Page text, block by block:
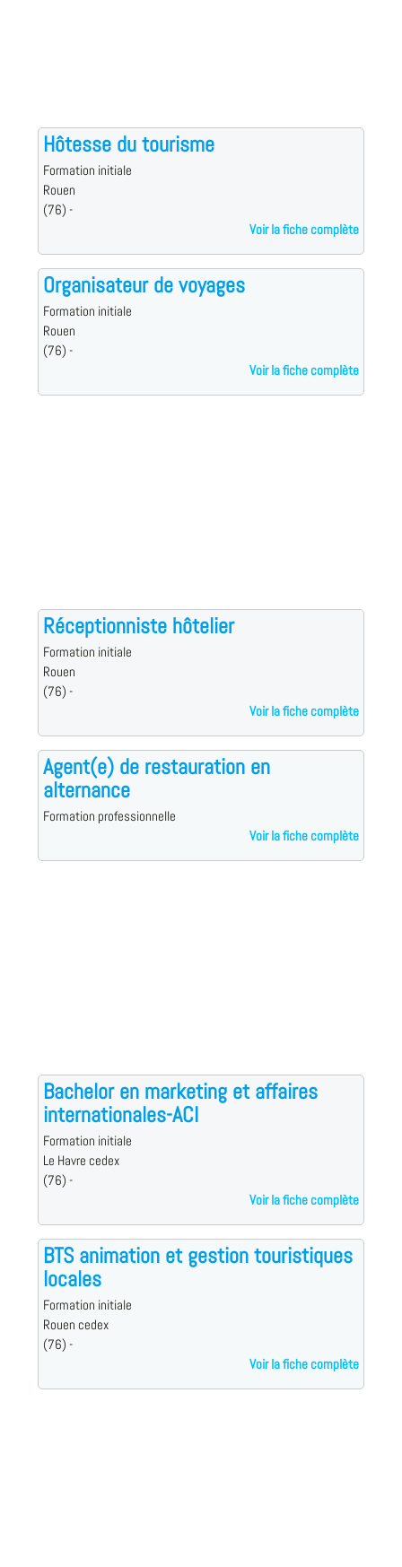
Hôtesse du tourisme
Formation initiale
Rouen
(76) -
Voir la fiche complète
Organisateur de voyages
Formation initiale
Rouen
(76) -
Voir la fiche complète
Réceptionniste hôtelier
Formation initiale
Rouen
(76) -
Voir la fiche complète
Agent(e) de restauration en
alternance
Formation professionnelle
Voir la fiche complète
Bachelor en marketing et affaires
internationales-ACI
Formation initiale
Le Havre cedex
(76) -
Voir la fiche complète
BTS animation et gestion touristiques
locales
Formation initiale
Rouen cedex
(76) -
Voir la fiche complète